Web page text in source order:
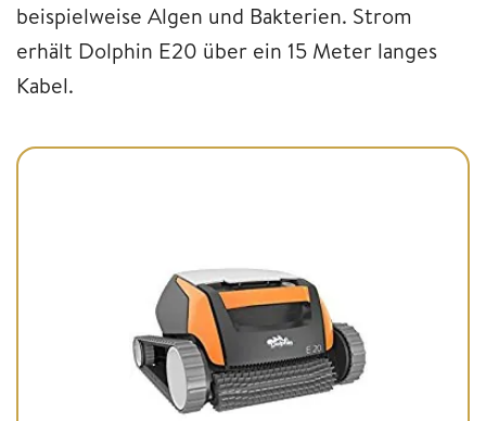
beispielweise Algen und Bakterien. Strom
erhält Dolphin E20 über ein 15 Meter langes
Kabel.